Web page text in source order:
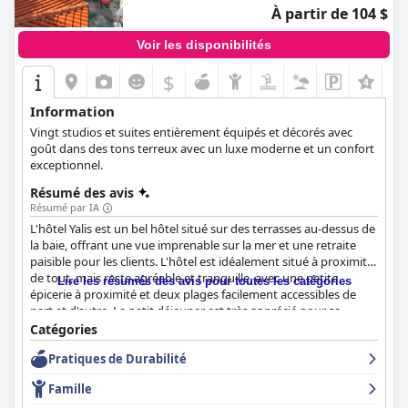
À partir de 104 $
Voir les disponibilités
$
Information
Vingt studios et suites entièrement équipés et décorés avec
goût dans des tons terreux avec un luxe moderne et un confort
exceptionnel.
Résumé des avis
Résumé par IA
L'hôtel Yalis est un bel hôtel situé sur des terrasses au-dessus de
la baie, offrant une vue imprenable sur la mer et une retraite
paisible pour les clients. L'hôtel est idéalement situé à proximité
de tout, mais reste agréable et tranquille, avec une petite
épicerie à proximité et deux plages facilement accessibles de
part et d'autre. Le petit déjeuner est très apprécié pour sa
variété et sa qualité. Il est servi dans une véranda unique ou sur
une belle terrasse avec vue sur la mer. Les chambres sont
spacieuses et bien équipées, ce qui permet aux clients de
préparer leurs propres repas et de profiter de la jolie décoration.
L'hôtel prend la propreté au sérieux, garantissant un
Lire les résumés des avis pour toutes les catégories
Catégories
Pratiques de Durabilité
Famille